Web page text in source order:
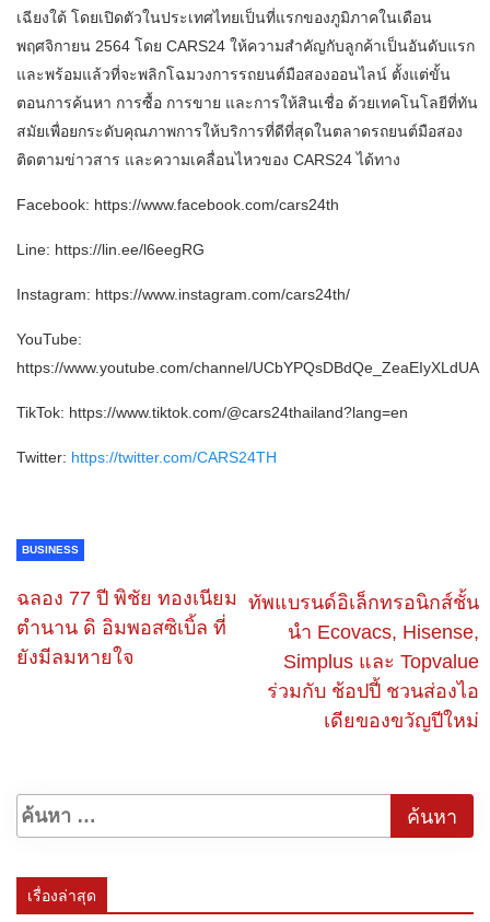
เฉียงใต้ โดยเปิดตัวในประเทศไทยเป็นที่แรกของภูมิภาคในเดือน
พฤศจิกายน 2564 โดย CARS24 ให้ความสำคัญกับลูกค้าเป็นอันดับแรก
และพร้อมแล้วที่จะพลิกโฉมวงการรถยนต์มือสองออนไลน์ ตั้งแต่ขั้น
ตอนการค้นหา การซื้อ การขาย และการให้สินเชื่อ ด้วยเทคโนโลยีที่ทัน
สมัยเพื่อยกระดับคุณภาพการให้บริการที่ดีที่สุดในตลาดรถยนต์มือสอง
ติดตามข่าวสาร และความเคลื่อนไหวของ CARS24 ได้ทาง
Facebook: https://www.facebook.com/cars24th
Line: https://lin.ee/l6eegRG
Instagram: https://www.instagram.com/cars24th/
YouTube:
https://www.youtube.com/channel/UCbYPQsDBdQe_ZeaEIyXLdUA
TikTok: https://www.tiktok.com/@cars24thailand?lang=en
Twitter: https://twitter.com/CARS24TH
BUSINESS
ฉลอง 77 ปี พิชัย ทองเนียม
ตำนาน ดิ อิมพอสซิเบิ้ล ที่
ยังมีลมหายใจ
ทัพแบรนด์อิเล็กทรอนิกส์ชั้น
นำ Ecovacs, Hisense,
Simplus และ Topvalue
ร่วมกับ ช้อปปี้ ชวนส่องไอ
เดียของขวัญปีใหม่
เรื่องล่าสุด